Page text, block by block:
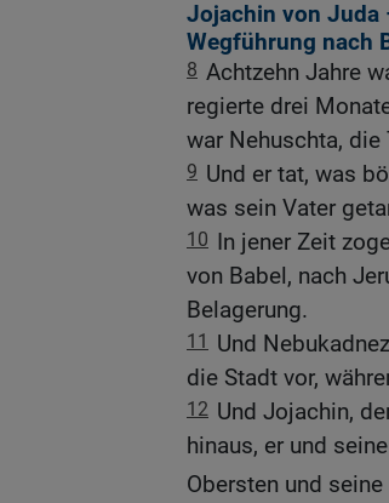
Jojachin von Juda
Wegführung nach
8 Achtzehn Jahre
regierte drei
war Nehuschta,
9 Und er tat, was
was sein Vater
10 In jener Zeit
von Babel, nach
Belagerung.
11 Und
die Stadt vor,
12 Und Jojachin,
hinaus, er und
Obersten und